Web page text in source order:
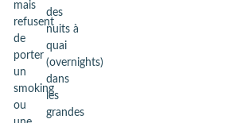
mais
refusent
de
porter
un
smoking
ou
des
nuits à
quai
(overnights)
dans
les
grandes